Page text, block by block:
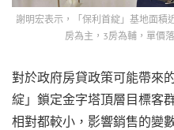
謝明宏表示，「保利首綻」基地面積
房為主，3房為輔，單價
對於政府房貸政策可能帶來
綻」鎖定金字塔頂層目標客
相對都較小，影響銷售的變